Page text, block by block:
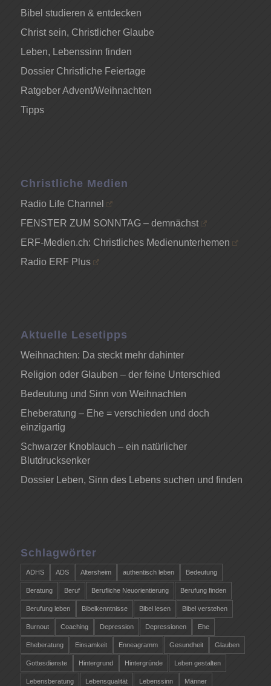
Bibel studieren & entdecken
Christ sein, Christlicher Glaube
Leben, Lebenssinn finden
Dossier Christliche Feiertage
Ratgeber Advent/Weihnachten
Tipps
Christliche Medien
Radio Life Channel
FENSTER ZUM SONNTAG – demnächst
ERF-Medien.ch: Christliches Medienunterhemen
Radio ERF Plus
Aktuelle Lesetipps
Weihnachten: Da steckt mehr dahinter
Religion oder Glauben – der feine Unterschied
Bedeutung und Sinn von Weihnachten
Eheberatung – Ehe = verschieden und doch
einzigartig
Schwarzer Knoblauch – ein natürlicher
Blutdrucksenker
Dossier Leben, Sinn des Lebens suchen und finden
Schlagwörter
ADHS ADS Altersheim authentisch leben Bedeutung
Beratung Beruf Berufliche Neuorientierung Berufung finden
Berufung leben Bibelkenntnisse Bibel lesen Bibel verstehen
Burnout Coaching Depression Depressionen Ehe
Eheberatung Einsamkeit Enneagramm Gesundheit Glauben
Gottesdienste Hintergrund Hintergründe Leben gestalten
Lebensberatung Lebensqualität Lebenssinn Männer